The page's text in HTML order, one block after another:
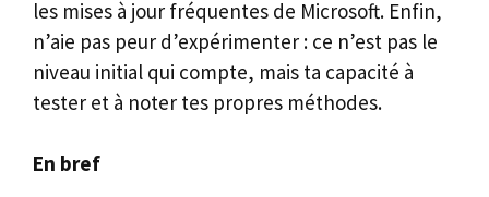
les mises à jour fréquentes de Microsoft. Enfin,
n’aie pas peur d’expérimenter : ce n’est pas le
niveau initial qui compte, mais ta capacité à
tester et à noter tes propres méthodes.
En bref